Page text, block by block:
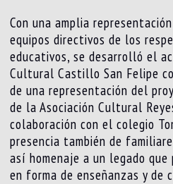
Con una amplia
equipos directivos de los
educativos, se desarrolló el
Cultural Castillo San Felipe
de una representación del
de la Asociación Cultural
colaboración con el colegio
presencia también de
así homenaje a un legado
en forma de enseñanzas y de